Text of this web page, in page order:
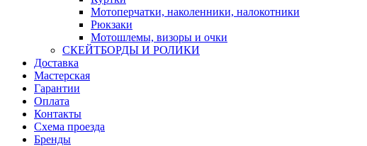
Мотоперчатки, наколенники, налокотники
Рюкзаки
Мотошлемы, визоры и очки
СКЕЙТБОРДЫ И РОЛИКИ
Доставка
Мастерская
Гарантии
Оплата
Контакты
Схема проезда
Бренды